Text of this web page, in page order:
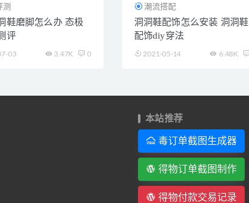
测
鞋磨脚怎么办 态极
评
03 3.47K 0
潮流搭配
洞洞鞋配饰怎么安装 洞洞鞋
配饰diy穿法
2021-05-14 6.48K
本站推荐
毒订单截图生成器
得物订单截图制作
得物付款交易记录